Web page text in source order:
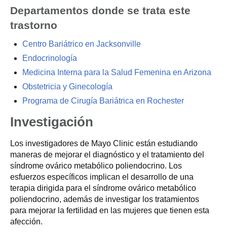
Departamentos donde se trata este
trastorno
Centro Bariátrico en Jacksonville
Endocrinología
Medicina Interna para la Salud Femenina en Arizona
Obstetricia y Ginecología
Programa de Cirugía Bariátrica en Rochester
Investigación
Los investigadores de Mayo Clinic están estudiando
maneras de mejorar el diagnóstico y el tratamiento del
síndrome ovárico metabólico poliendocrino. Los
esfuerzos específicos implican el desarrollo de una
terapia dirigida para el síndrome ovárico metabólico
poliendocrino, además de investigar los tratamientos
para mejorar la fertilidad en las mujeres que tienen esta
afección.